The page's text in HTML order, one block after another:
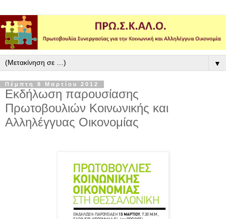
▼
Πέμπτη 8 Μαρτίου 2012
Εκδήλωση παρουσίασης
Πρωτοβουλιών Κοινωνικής και
Αλληλέγγυας Οικονομίας